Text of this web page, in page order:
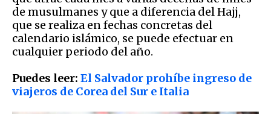
de musulmanes y que a diferencia del Hajj,
que se realiza en fechas concretas del
calendario islámico, se puede efectuar en
cualquier periodo del año.
Puedes leer: El Salvador prohíbe ingreso de
viajeros de Corea del Sur e Italia